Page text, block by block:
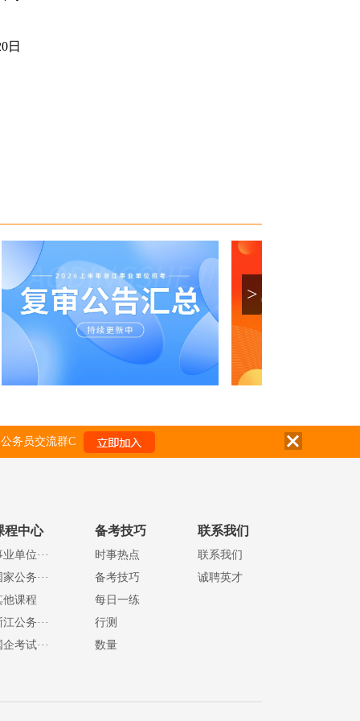
日
>
务员交流群C
程中心
单位···
家公务···
他课程
公务···
企考试···
备考技巧
时事热点
备考技巧
每日一练
行测
数量
联系我们
联系我们
诚聘英才